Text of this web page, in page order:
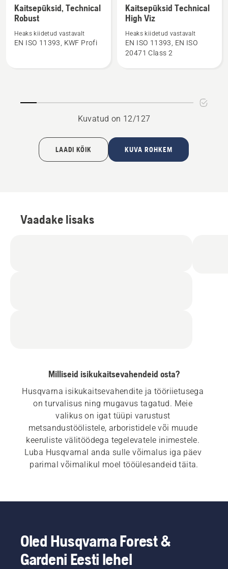
rohkem
üksikasju
toote
Kaitsepüksid,
Kaitsepüksid, Technical
Robust
Heaks kiidetud vastavalt
EN ISO 11393, KWF Profi
rohkem
üksikasju
toote
Kaitsepüksid
Technical
Kaitsepüksid Technical
High Viz
Heaks kiidetud vastavalt
EN ISO 11393, EN ISO
20471 Class 2
Kuvatud on 12/127
LAADI KÕIK KUVA ROHKEM
Vaadake lisaks
Milliseid isikukaitsevahendeid osta?
Husqvarna isikukaitsevahendite ja tööriietusega
on turvalisus ning mugavus tagatud. Meie
valikus on igat tüüpi varustust
metsandustöölistele, arboristidele või muude
keeruliste välitöödega tegelevatele inimestele.
Luba Husqvarnal anda sulle võimalus iga päev
parimal võimalikul moel tööülesandeid täita.
Oled Husqvarna Forest &
Gardeni Eesti lehel